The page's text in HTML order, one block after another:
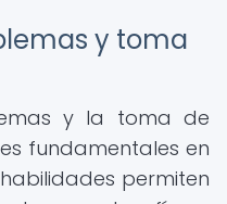
y toma
y la toma de
fundamentales en
permiten